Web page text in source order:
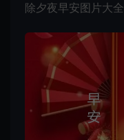
除夕夜早安 图片大全